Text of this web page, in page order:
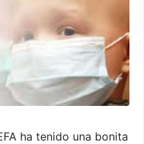
ha tenido una bonita